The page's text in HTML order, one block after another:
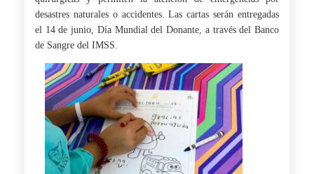
desastres naturales o accidentes. Las cartas serán entregadas
el 14 de junio, Día Mundial del Donante, a través del Banco
de Sangre del IMSS.